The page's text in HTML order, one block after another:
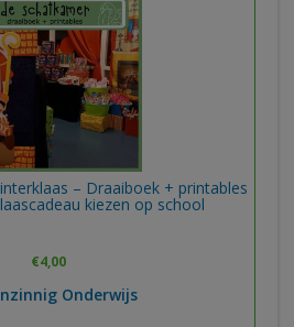
– Draaiboek + printables
kiezen op school
€4,00
Onderwijs